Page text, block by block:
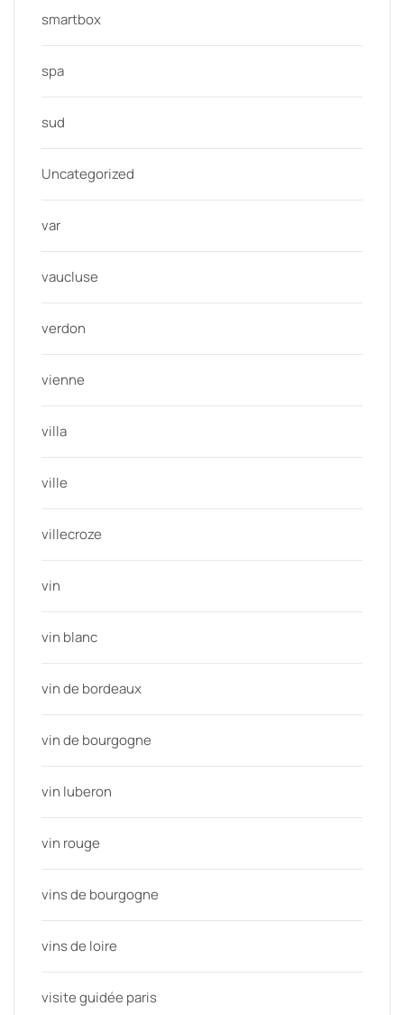
smartbox
spa
sud
Uncategorized
var
vaucluse
verdon
vienne
villa
ville
villecroze
vin
vin blanc
vin de bordeaux
vin de bourgogne
vin luberon
vin rouge
vins de bourgogne
vins de loire
visite guidée paris